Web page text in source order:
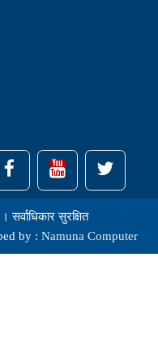
सुरक्षित
by : Namuna Computer